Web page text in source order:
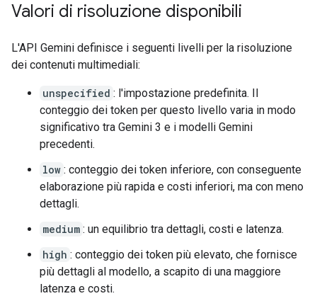
Valori di risoluzione disponibili
L'API Gemini definisce i seguenti livelli per la risoluzione
dei contenuti multimediali:
unspecified : l'impostazione predefinita. Il
conteggio dei token per questo livello varia in modo
significativo tra Gemini 3 e i modelli Gemini
precedenti.
low : conteggio dei token inferiore, con conseguente
elaborazione più rapida e costi inferiori, ma con meno
dettagli.
medium : un equilibrio tra dettagli, costi e latenza.
high : conteggio dei token più elevato, che fornisce
più dettagli al modello, a scapito di una maggiore
latenza e costi.